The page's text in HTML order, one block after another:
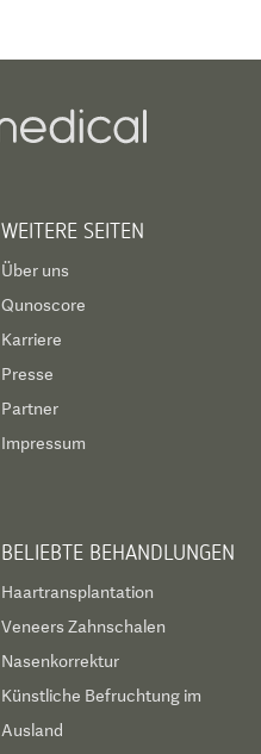
WEITERE SEITEN
Über uns
Qunoscore
Karriere
Presse
Partner
Impressum
BELIEBTE BEHANDLUNGEN
Haartransplantation
Veneers Zahnschalen
Nasenkorrektur
Künstliche Befruchtung im
Ausland